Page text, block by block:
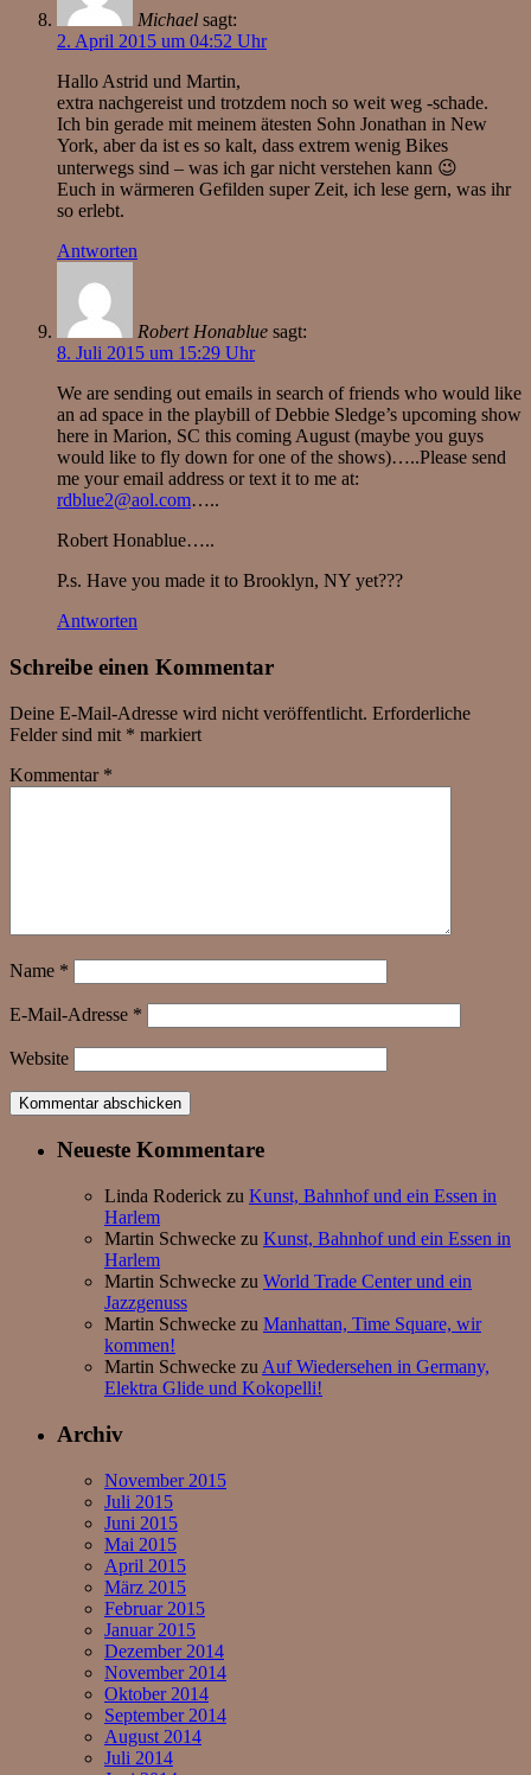
Michael sagt:
2. April 2015 um 04:52 Uhr
Hallo Astrid und Martin,
extra nachgereist und trotzdem noch so weit weg -schade.
Ich bin gerade mit meinem ätesten Sohn Jonathan in New
York, aber da ist es so kalt, dass extrem wenig Bikes
unterwegs sind – was ich gar nicht verstehen kann 😉
Euch in wärmeren Gefilden super Zeit, ich lese gern, was ihr
so erlebt.
Antworten
Robert Honablue sagt:
8. Juli 2015 um 15:29 Uhr
We are sending out emails in search of friends who would like
an ad space in the playbill of Debbie Sledge’s upcoming show
here in Marion, SC this coming August (maybe you guys
would like to fly down for one of the shows)…..Please send
me your email address or text it to me at:
rdblue2@aol.com…..
Robert Honablue…..
P.s. Have you made it to Brooklyn, NY yet???
Antworten
Schreibe einen Kommentar
Deine E-Mail-Adresse wird nicht veröffentlicht. Erforderliche
Felder sind mit * markiert
Kommentar *
Name *
E-Mail-Adresse *
Website
Neueste Kommentare
Linda Roderick zu Kunst, Bahnhof und ein Essen in
Harlem
Martin Schwecke zu Kunst, Bahnhof und ein Essen in
Harlem
Martin Schwecke zu World Trade Center und ein
Jazzgenuss
Martin Schwecke zu Manhattan, Time Square, wir
kommen!
Martin Schwecke zu Auf Wiedersehen in Germany,
Elektra Glide und Kokopelli!
Archiv
November 2015
Juli 2015
Juni 2015
Mai 2015
April 2015
März 2015
Februar 2015
Januar 2015
Dezember 2014
November 2014
Oktober 2014
September 2014
August 2014
Juli 2014